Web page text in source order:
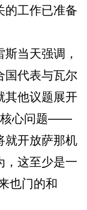
的工作已准备
当天强调，
国代表与瓦尔
其他议题展开
核心问题——
就开放萨那机
，这至少是一
也门的和